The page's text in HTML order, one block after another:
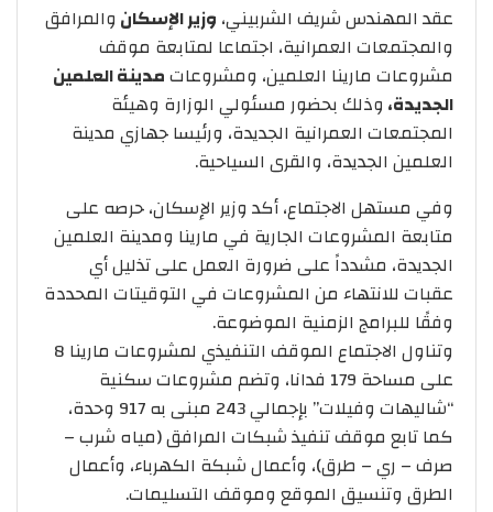
عقد المهندس شريف الشربيني، وزير الإسكان والمرافق
والمجتمعات العمرانية، اجتماعا لمتابعة موقف
مشروعات مارينا العلمين، ومشروعاتمدينة العلمين
الجديدة، وذلك بحضور مسئولي الوزارة وهيئة
المجتمعات العمرانية الجديدة، ورئيسا جهازي مدينة
العلمين الجديدة، والقرى السياحية.
وفي مستهل الاجتماع، أكد وزير الإسكان، حرصه على
متابعة المشروعات الجارية في مارينا ومدينة العلمين
الجديدة، مشدداً على ضرورة العمل على تذليل أي
عقبات للانتهاء من المشروعات في التوقيتات المحددة
وفقًا للبرامج الزمنية الموضوعة.
وتناول الاجتماع الموقف التنفيذي لمشروعات مارينا 8
على مساحة 179 فدانا، وتضم مشروعات سكنية
“شاليهات وفيلات” بإجمالي 243 مبنى به 917 وحدة،
كما تابع موقف تنفيذ شبكات المرافق (مياه شرب –
صرف – ري – طرق)، وأعمال شبكة الكهرباء، وأعمال
الطرق وتنسيق الموقع وموقف التسليمات.